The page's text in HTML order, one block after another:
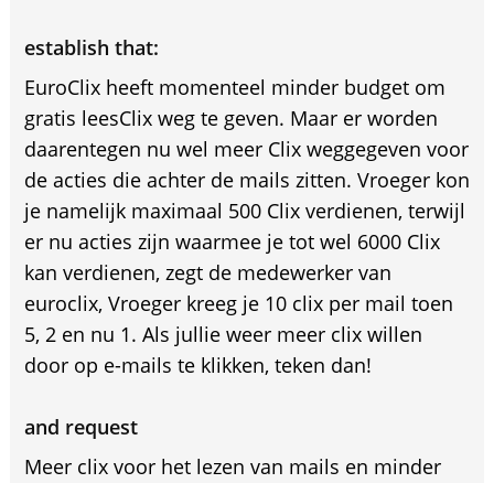
establish that:
EuroClix heeft momenteel minder budget om
gratis leesClix weg te geven. Maar er worden
daarentegen nu wel meer Clix weggegeven voor
de acties die achter de mails zitten. Vroeger kon
je namelijk maximaal 500 Clix verdienen, terwijl
er nu acties zijn waarmee je tot wel 6000 Clix
kan verdienen, zegt de medewerker van
euroclix, Vroeger kreeg je 10 clix per mail toen
5, 2 en nu 1. Als jullie weer meer clix willen
door op e-mails te klikken, teken dan!
and request
Meer clix voor het lezen van mails en minder